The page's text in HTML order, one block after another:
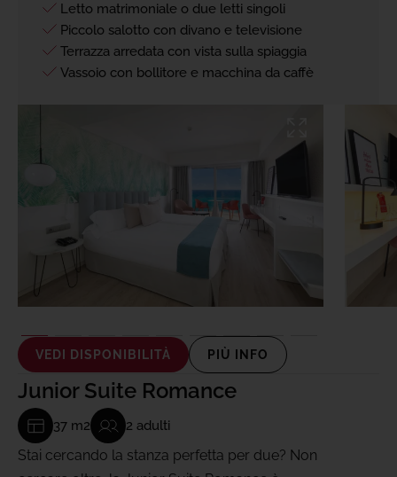
Letto matrimoniale o due letti singoli
Piccolo salotto con divano e televisione
Terrazza arredata con vista sulla spiaggia
Vassoio con bollitore e macchina da caffè
VEDI DISPONIBILITÀ PIÙ INFO
Junior Suite Romance
37 m2 2 adulti
Stai cercando la stanza perfetta per due? Non